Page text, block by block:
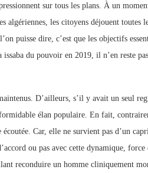
sur tous les plans. À un
algériennes, les citoyens déjouent toutes
puisse dire, c’est que les objectifs
du pouvoir en 2019, il n’en reste
D’ailleurs, s’il y avait un seul
élan populaire. En fait,
Car, elle ne survient pas d’un
ou pas avec cette dynamique,
reconduire un homme cliniquement